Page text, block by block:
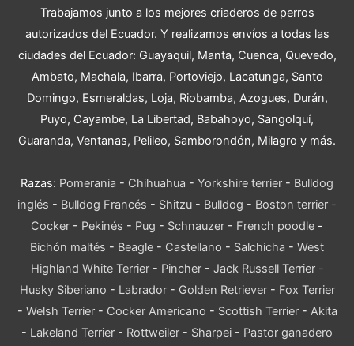
Trabajamos junto a los mejores criaderos de perros
autorizados del Ecuador. Y realizamos envíos a todas las
ciudades del Ecuador: Guayaquil, Manta, Cuenca, Quevedo,
Ambato, Machala, Ibarra, Portoviejo, Lacatunga, Santo
Domingo, Esmeraldas, Loja, Riobamba, Azogues, Durán,
Puyo, Cayambe, La Libertad, Babahoyo, Sangolquí,
Guaranda, Ventanas, Pelileo, Samborondón, Milagro y más.
Razas: Pomerania - Chihuahua - Yorkshire terrier - Bulldog
inglés - Bulldog Francés - Shitzu - Bulldog - Boston terrier -
Cocker - Pekinés - Pug - Schnauzer - French poodle -
Bichón maltés - Beagle - Castellano - Salchicha - West
Highland White Terrier- Pincher- Jack Russell Terrier-
Husky Siberiano - Labrador- Golden Retriever- Fox Terrier
- Welsh Terrier- Cocker Americano - Scottish Terrier- Akita
- Lakeland Terrier - Rottweiler - Sharpei - Pastor ganadero